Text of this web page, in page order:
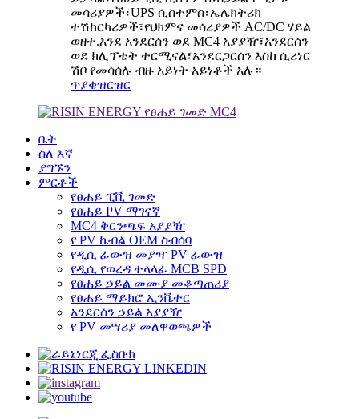
መሳሪያዎች፣UPS ሲስተምስ፣ኤሌክትሪክ
ተሽከርካሪዎች፣የህክምና መሳሪያዎች AC/DC ሃይል
ወዘተ.እንደ አንደርሰን ወደ MC4 አያያዥ፣አንደርሰን
ወደ ክሊፕቴት ተርሚናል፣አንደርጋርሰን እስከ ሲሪነር
ሽቦ የመሳሰሉ ብዙ አይነት አይነቶች አሉ።
ጥያቄዝርዝር
ቤት
ስለ እኛ
ያግኙን
ምርቶች
የፀሐይ ፒቪ ገመድ
የፀሐይ PV ማገናኛ
MC4 ቅርንጫፍ አያያዥ
የ PV ኬብል OEM ስብሰባ
የዲሲ ፊውዝ መያዣ PV ፊውዝ
የዲሲ የወረዳ ተላላፊ MCB SPD
የፀሐይ ኃይል መሙያ መቆጣጠሪያ
የፀሐይ ማይክሮ ኢንቬተር
አንደርሰን ኃይል አያያዥ
የ PV መሣሪያ መለዋወጫዎች